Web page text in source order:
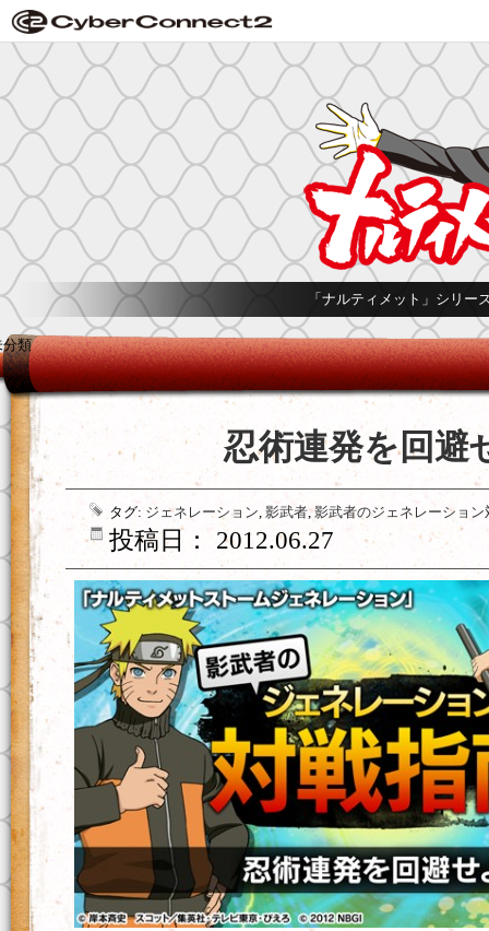
「ナルティメット」シリ
分類
忍術連発を回避
タグ: ジェネレーション, 影武者,影武者のジェネレーション
投稿日： 2012.06.27